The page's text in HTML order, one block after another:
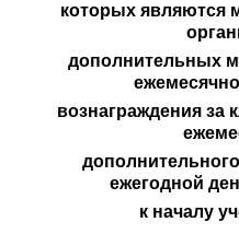
которых являются
дополнительных
вознаграждения за
ежегодной
к началу